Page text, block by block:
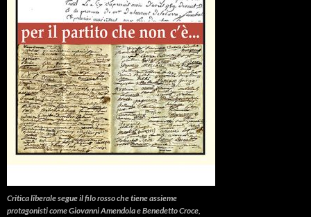
Critica liberalesegue il filo rosso che tiene assieme
protagonisti come Giovanni Amendola e Benedetto Croce,